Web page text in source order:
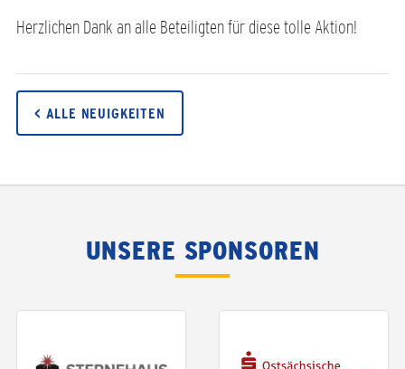
Herzlichen Dank an alle Beteiligten für diese tolle Aktion!
< ALLE NEUIGKEITEN
UNSERE SPONSOREN